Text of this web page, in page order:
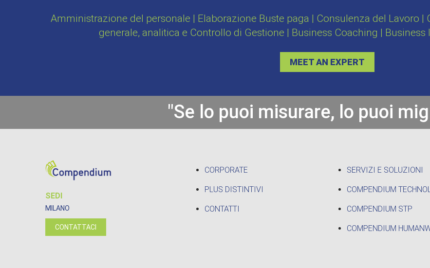
Amministrazione del personale | Elaborazione Buste paga | Consulenza del Lavoro
generale, analitica e Controllo di Gestione | Business Coaching |
MEET AN EXPERT
"Se lo puoi misurare, lo puoi
SEDI
MILANO
CONTATTACI
CORPORATE
PLUS DISTINTIVI
CONTATTI
SERVIZI E SOLUZIONI
COMPENDIUM
COMPENDIUM STP
COMPENDIUM